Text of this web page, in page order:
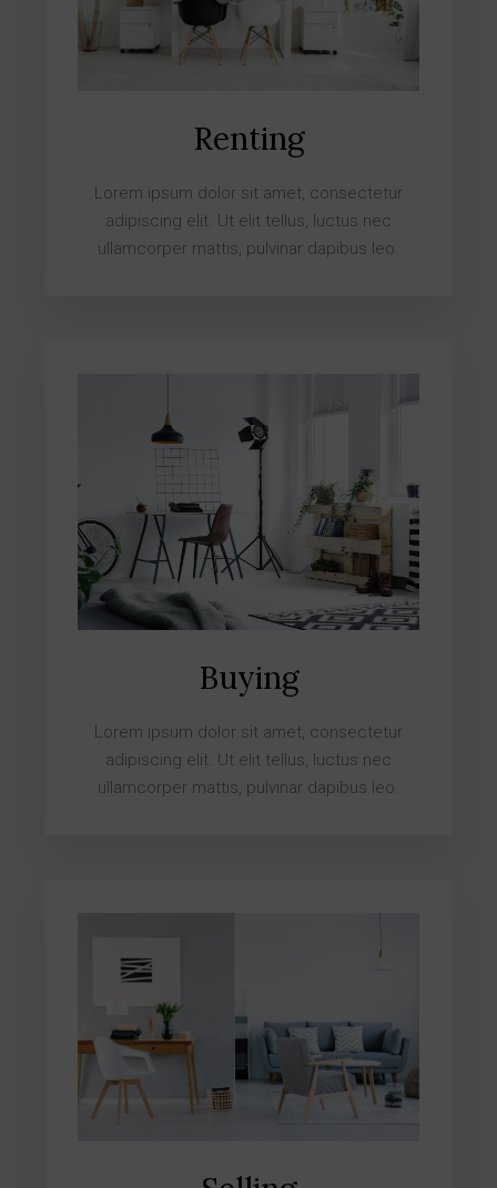
Renting
Lorem ipsum dolor sit amet, consectetur
adipiscing elit. Ut elit tellus, luctus nec
ullamcorper mattis, pulvinar dapibus leo.
Buying
Lorem ipsum dolor sit amet, consectetur
adipiscing elit. Ut elit tellus, luctus nec
ullamcorper mattis, pulvinar dapibus leo.